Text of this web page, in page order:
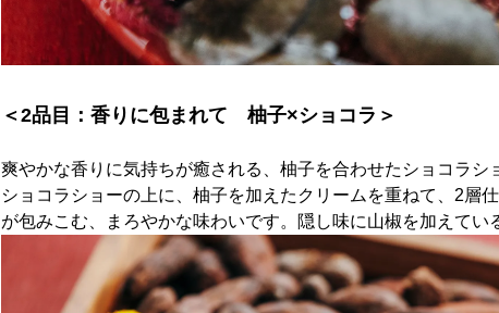
＜2品目：香りに包まれて 柚子×ショコラ＞
爽やかな香りに気持ちが癒される、柚子を合わせたショコラ
ショコラショーの上に、柚子を加えたクリームを重ねて、2層
が包みこむ、まろやかな味わいです。隠し味に山椒を加えてい